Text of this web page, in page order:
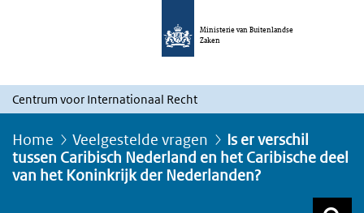
Ministerie van Buitenlandse
Zaken
Centrum voor Internationaal Recht
Home Veelgestelde vragen
Is er verschil
tussen Caribisch Nederland en het Caribische deel
van het Koninkrijk der Nederlanden?